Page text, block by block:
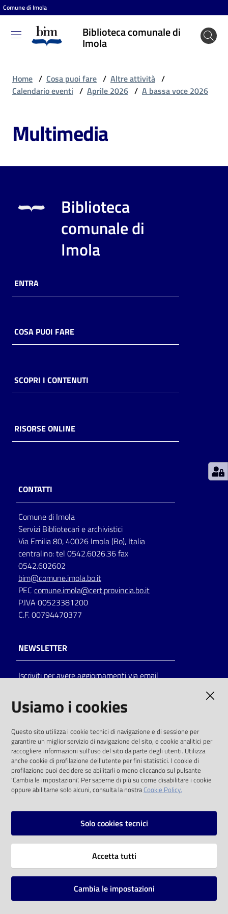
Vai al contenuto
Vai alla navigazione
Vai al footer
Comune di Imola
Biblioteca comunale di
Imola
Biblioteca
comunale
puoi
Risorse
online
Casa
Piani
storico
per
lettura
Seguici
su
Catalogo
on line
Eventi
Chiedi al
bibliotecario
Home / Cosa puoi fare / Altre attività /
Calendario eventi / Aprile 2026 / A bassa voce 2026
Multimedia
Biblioteca
comunale di
Imola
ENTRA
COSA PUOI FARE
SCOPRI I CONTENUTI
RISORSE ONLINE
CONTATTI
Comune di Imola
Servizi Bibliotecari e archivistici
Via Emilia 80, 40026 Imola (Bo), Italia
centralino: tel 0542.6026.36 fax
0542.602602
bim@comune.imola.bo.it
PEC comune.imola@cert.provincia.bo.it
P.IVA 00523381200
C.F. 00794470377
NEWSLETTER
Iscriviti per avere aggiornamenti via email
solo alle condizioni previste dalla direttiva
comunitaria 2003/98/CE e dal d.lgs. 36/2006
SOCIAL
Instagram
Vai alla pagina
Mappa del sito
Usiamo i cookies
Questo sito utilizza i cookie tecnici di navigazione e di sessione per
garantire un miglior servizio di navigazione del sito, e cookie analitici per
raccogliere informazioni sull'uso del sito da parte degli utenti. Utilizza
anche cookie di profilazione dell'utente per fini statistici. I cookie di
profilazione puoi decidere se abilitarli o meno cliccando sul pulsante
'Cambia le impostazioni'. Per saperne di più su come disabilitare i cookie
oppure abilitarne solo alcuni, consulta la nostraCookie Policy.
Solo cookies tecnici
Accetta tutti
Cambia le impostazioni